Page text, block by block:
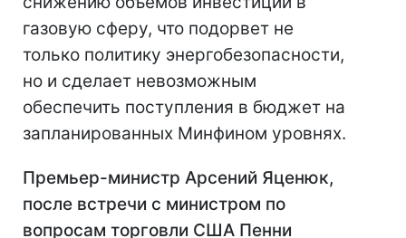
газовую сферу, что подорвет не
только политику энергобезопасности,
но и сделает невозможным
обеспечить поступления в бюджет на
запланированных Минфином уровнях.
Премьер-министр Арсений Яценюк,
после встречи с министром по
вопросам торговли США Пенни